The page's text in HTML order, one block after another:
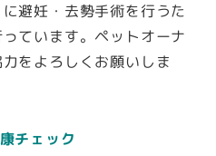
避妊・去勢手術を行うた
ています。ペットオーナ
をよろしくお願いしま
チェック